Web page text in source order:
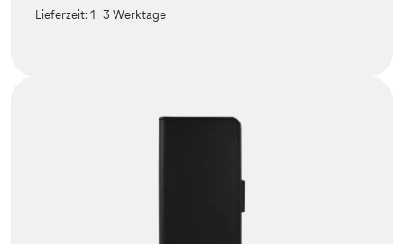
Lieferzeit:1-3 Werktage